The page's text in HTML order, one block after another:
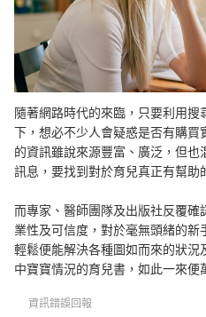
隨著網路時代的來臨，只要利用
下，想必不少人會疑惑是否有購買
的資訊雖說來源豐富、廣泛，但
訊息，要找到對於育兒真正有幫助
而專家、醫師團隊及出版社反覆
業性及可信度，對於毫無頭緒的新
輕鬆便能解決各種圖如而來的狀況
中寶寶情況的育兒書，如此一來便
資訊錯誤回報